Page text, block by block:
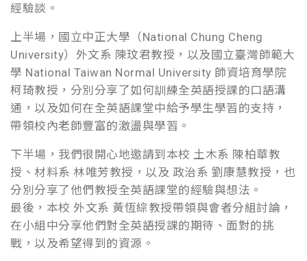
經驗談。
上半場， 國立中正大學（National Chung Cheng
University） 外文系 陳玟君教授，以及國立臺灣師範大
學 National Taiwan Normal University 師資培育學院
柯琦教授，分別分享了如何訓練全英語授課的口語溝
通，以及如何在全英語課堂中給予學生學習的支持，
帶領校內老師豐富的激盪與學習。
下半場，我們很開心地邀請到本校 土木系 陳柏華教
授、材料系 林唯芳教授，以及 政治系 劉康慧教授，也
分別分享了他們教授全英語課堂的經驗與想法。
最後，本校 外文系 黃恆綜教授帶領與會者分組討論，
在小組中分享他們對全英語授課的期待、面對的挑
戰，以及希望得到的資源。